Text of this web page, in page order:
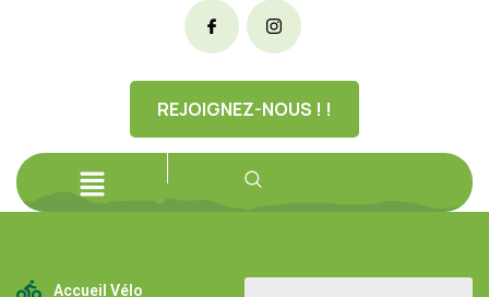
REJOIGNEZ-NOUS ! !
Accueil Vélo